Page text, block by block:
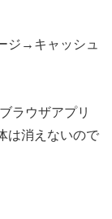
ジ→キャッシュ
ラウザアプリ
は消えないので